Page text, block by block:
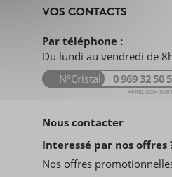
VOS CONTACTS
Par téléphone :
Du lundi au vendredi de
N°Cristal
0 969 32 50
APPEL NON
Nous contacter
Interessé par nos offres
Nos offres